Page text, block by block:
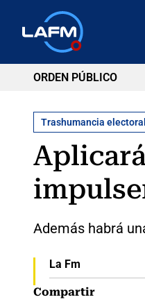
ORDEN PÚBLICO
Trashumancia electoral
Además habrá
La Fm
Compartir